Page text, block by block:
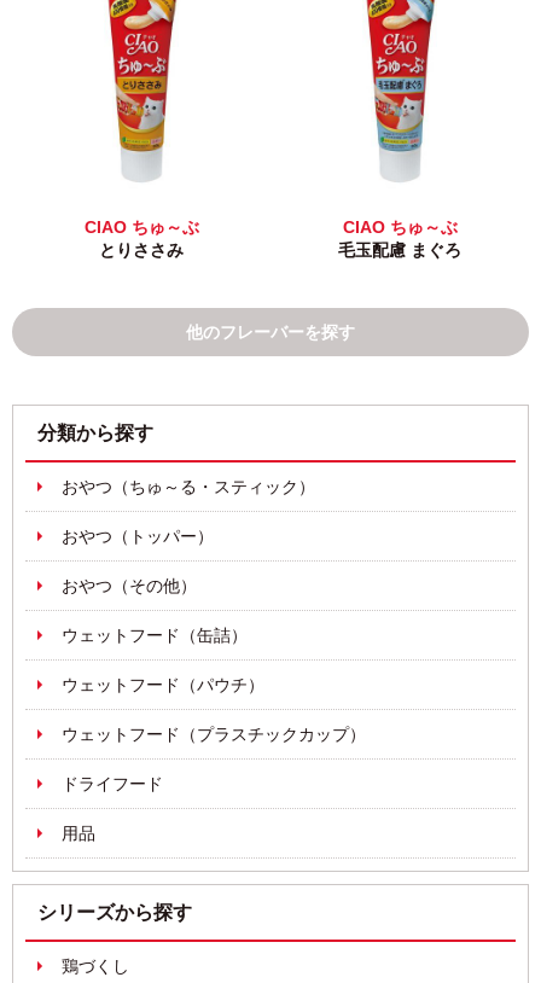
CIAO ちゅ～ぶ
とりささみ
CIAO ちゅ～ぶ
毛玉配慮 まぐろ
他のフレーバーを探す
分類から探す
おやつ（ちゅ～る・スティック）
おやつ（トッパー）
おやつ（その他）
ウェットフード（缶詰）
ウェットフード（パウチ）
ウェットフード（プラスチックカップ）
ドライフード
用品
シリーズから探す
鶏づくし